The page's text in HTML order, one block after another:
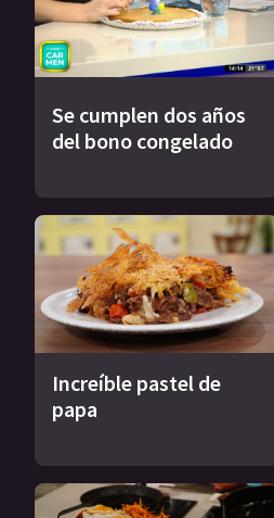
Se cumplen dos años
del bono congelado
Increíble pastel de
papa